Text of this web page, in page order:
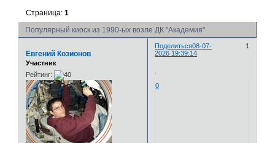
Популярный киоск из 1990-ых возле ДК "Академия"
Страница:1
Поделиться 1
08-07-
2026 19:39:14
Евгений Козионов
Участник
Рейтинг:
0